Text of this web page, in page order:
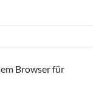
Browser für